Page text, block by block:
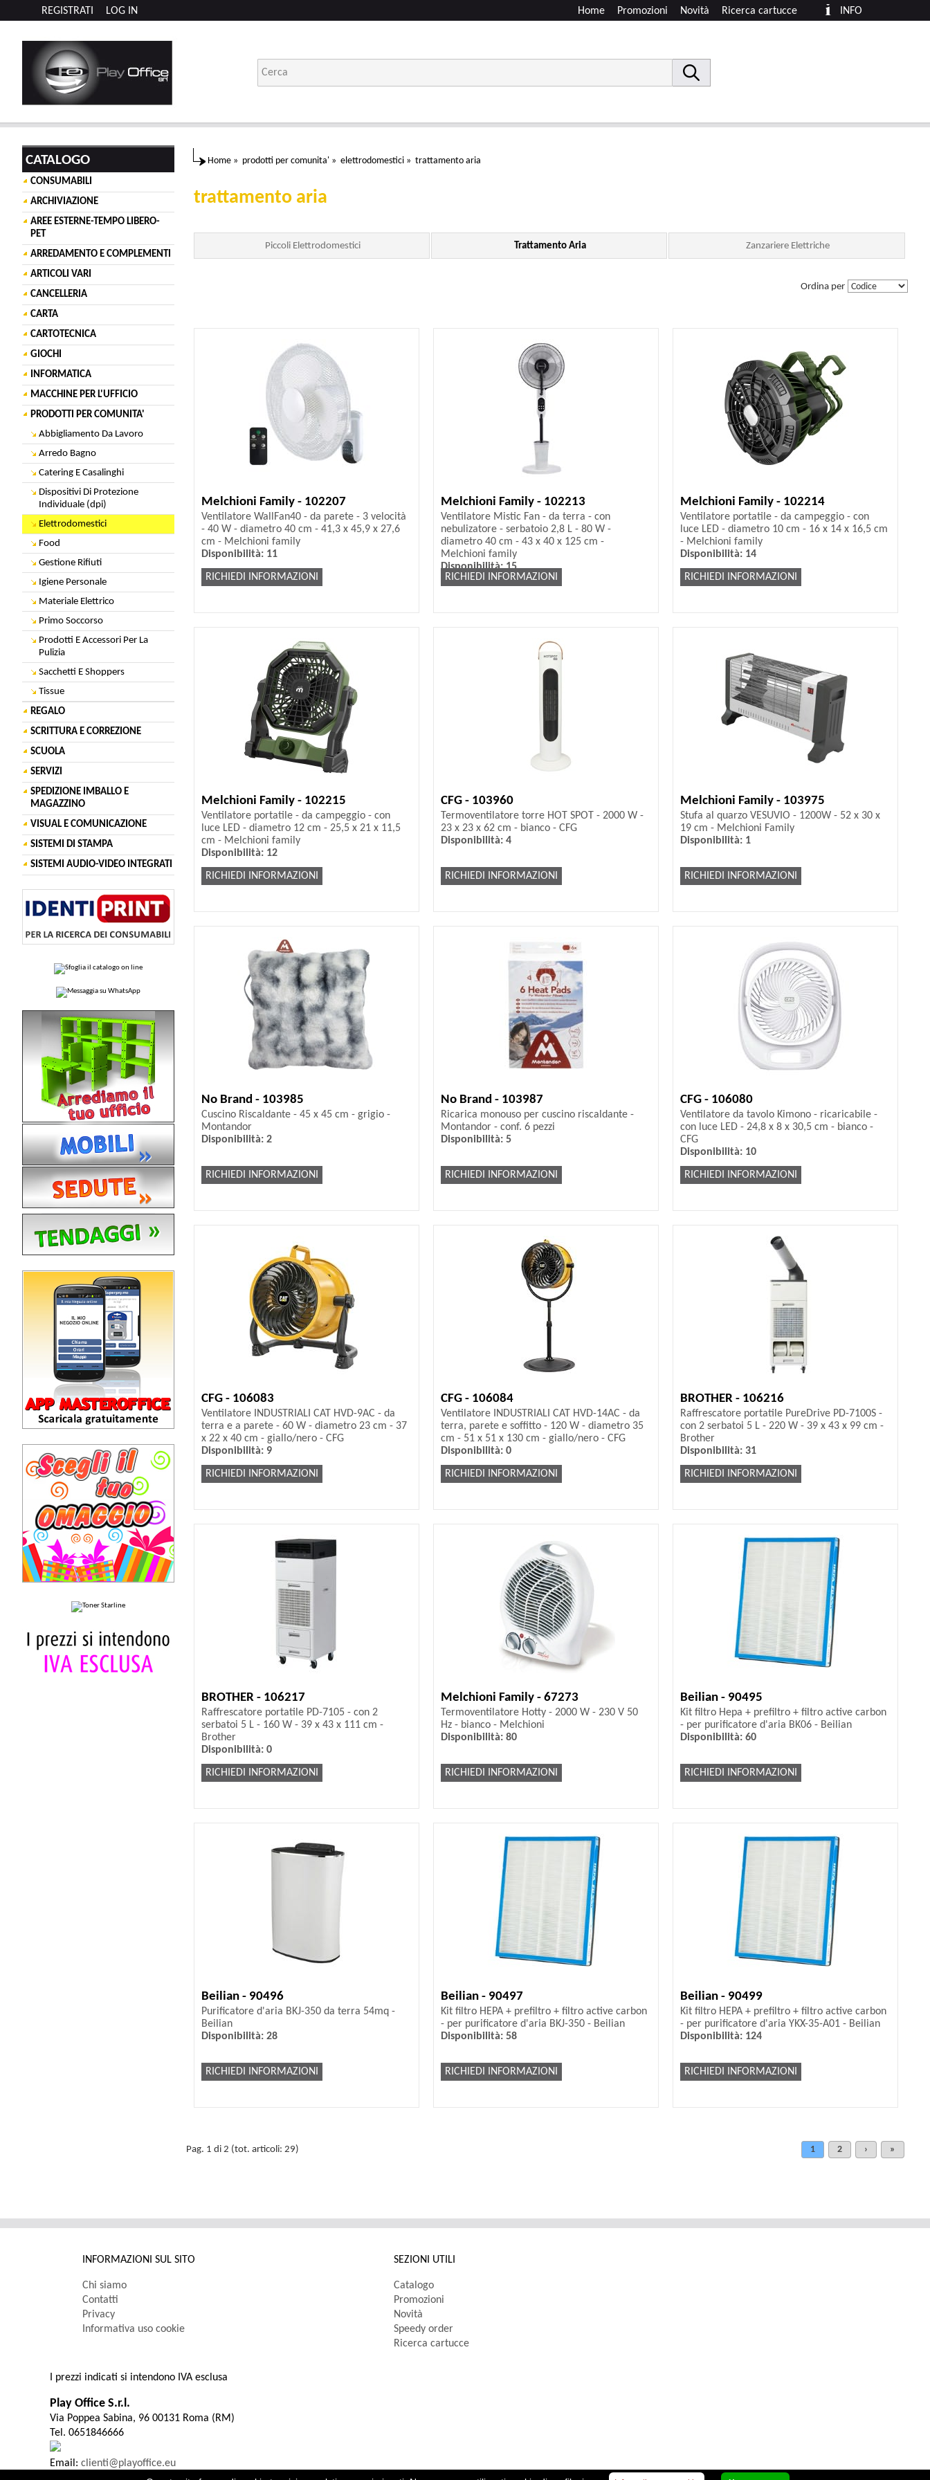
LOG IN
REGISTRATI INFO
Ricerca cartucce
Novità
Promozioni
Home
CATALOGO
CONSUMABILI
ARCHIVIAZIONE
AREE ESTERNE-TEMPO LIBERO-
PET
ARREDAMENTO E COMPLEMENTI
ARTICOLI VARI
CANCELLERIA
CARTA
CARTOTECNICA
GIOCHI
INFORMATICA
MACCHINE PER L'UFFICIO
PRODOTTI PER COMUNITA'
Abbigliamento Da Lavoro
Arredo Bagno
Catering E Casalinghi
Dispositivi Di Protezione
Individuale (dpi)
Elettrodomestici
Food
Gestione Rifiuti
Igiene Personale
Materiale Elettrico
Primo Soccorso
Prodotti E Accessori Per La
Pulizia
Sacchetti E Shoppers
Tissue
REGALO
SCRITTURA E CORREZIONE
SCUOLA
SERVIZI
SPEDIZIONE IMBALLO E
MAGAZZINO
VISUAL E COMUNICAZIONE
SISTEMI DI STAMPA
SISTEMI AUDIO-VIDEO INTEGRATI
Home » prodotti per comunita' » elettrodomestici » trattamento aria
trattamento aria
Piccoli Elettrodomestici Trattamento Aria Zanzariere Elettriche
Ordina per
Melchioni Family - 102207
Ventilatore WallFan40 - da parete - 3 velocità
- 40 W - diametro 40 cm - 41,3 x 45,9 x 27,6
cm - Melchioni family
Disponibilità: 11
RICHIEDI INFORMAZIONI
Melchioni Family - 102213
Ventilatore Mistic Fan - da terra - con
nebulizatore - serbatoio 2,8 L - 80 W -
diametro 40 cm - 43 x 40 x 125 cm -
Melchioni family
Disponibilità: 15
RICHIEDI INFORMAZIONI
Melchioni Family - 102214
Ventilatore portatile - da campeggio - con
luce LED - diametro 10 cm - 16 x 14 x 16,5 cm
- Melchioni family
Disponibilità: 14
RICHIEDI INFORMAZIONI
Melchioni Family - 102215
Ventilatore portatile - da campeggio - con
luce LED - diametro 12 cm - 25,5 x 21 x 11,5
cm - Melchioni family
Disponibilità: 12
RICHIEDI INFORMAZIONI
CFG - 103960
Termoventilatore torre HOT SPOT - 2000 W -
23 x 23 x 62 cm - bianco - CFG
Disponibilità: 4
RICHIEDI INFORMAZIONI
Melchioni Family - 103975
Stufa al quarzo VESUVIO - 1200W - 52 x 30 x
19 cm - Melchioni Family
Disponibilità: 1
RICHIEDI INFORMAZIONI
No Brand - 103985
Cuscino Riscaldante - 45 x 45 cm - grigio -
Montandor
Disponibilità: 2
RICHIEDI INFORMAZIONI
No Brand - 103987
Ricarica monouso per cuscino riscaldante -
Montandor - conf. 6 pezzi
Disponibilità: 5
RICHIEDI INFORMAZIONI
CFG - 106080
Ventilatore da tavolo Kimono - ricaricabile -
con luce LED - 24,8 x 8 x 30,5 cm - bianco -
CFG
Disponibilità: 10
RICHIEDI INFORMAZIONI
CFG - 106083
Ventilatore INDUSTRIALI CAT HVD-9AC - da
terra e a parete - 60 W - diametro 23 cm - 37
x 22 x 40 cm - giallo/nero - CFG
Disponibilità: 9
RICHIEDI INFORMAZIONI
CFG - 106084
Ventilatore INDUSTRIALI CAT HVD-14AC - da
terra, parete e soffitto - 120 W - diametro 35
cm - 51 x 51 x 130 cm - giallo/nero - CFG
Disponibilità: 0
RICHIEDI INFORMAZIONI
BROTHER - 106216
Raffrescatore portatile PureDrive PD-7100S -
con 2 serbatoi 5 L - 220 W - 39 x 43 x 99 cm -
Brother
Disponibilità: 31
RICHIEDI INFORMAZIONI
BROTHER - 106217
Raffrescatore portatile PD-7105 - con 2
serbatoi 5 L - 160 W - 39 x 43 x 111 cm -
Brother
Disponibilità: 0
RICHIEDI INFORMAZIONI
Melchioni Family - 67273
Termoventilatore Hotty - 2000 W - 230 V 50
Hz - bianco - Melchioni
Disponibilità: 80
RICHIEDI INFORMAZIONI
Beilian - 90495
Kit filtro Hepa + prefiltro + filtro active carbon
- per purificatore d'aria BK06 - Beilian
Disponibilità: 60
RICHIEDI INFORMAZIONI
Beilian - 90496
Purificatore d'aria BKJ-350 da terra 54mq -
Beilian
Disponibilità: 28
RICHIEDI INFORMAZIONI
Beilian - 90497
Kit filtro HEPA + prefiltro + filtro active carbon
- per purificatore d'aria BKJ-350 - Beilian
Disponibilità: 58
RICHIEDI INFORMAZIONI
Beilian - 90499
Kit filtro HEPA + prefiltro + filtro active carbon
- per purificatore d'aria YKX-35-A01 - Beilian
Disponibilità: 124
RICHIEDI INFORMAZIONI
Pag. 1 di 2 (tot. articoli: 29) 1 2 › »
INFORMAZIONI SUL SITO
Chi siamo
Contatti
Privacy
Informativa uso cookie
SEZIONI UTILI
Catalogo
Promozioni
Novità
Speedy order
Ricerca cartucce
I prezzi indicati si intendono IVA esclusa
Play Office S.r.l.
Via Poppea Sabina, 96 00131 Roma (RM)
Tel. 0651846666
Email: clienti@playoffice.eu